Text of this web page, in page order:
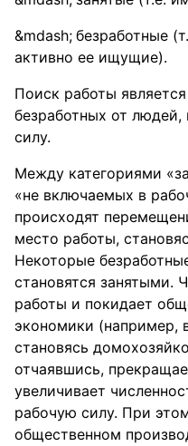
безработные
активно ее ищущие).
Поиск работы
безработных от
силу.
Между категориями
«не включаемых в
происходят
место работы,
Некоторые
становятся занятыми.
работы и покидает
экономики (например,
становясь
отчаявшись,
увеличивает
рабочую силу. При
общественном